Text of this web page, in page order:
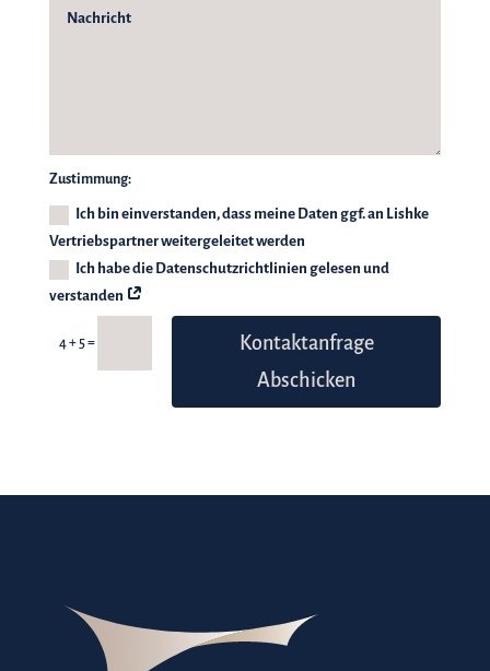
Zustimmung:
Ich bin einverstanden, dass meine Daten ggf. an Lishke
Vertriebspartner weitergeleitet werden
Ich habe die Datenschutzrichtlinien gelesen und
verstanden
4 + 5=
Kontaktanfrage
Abschicken